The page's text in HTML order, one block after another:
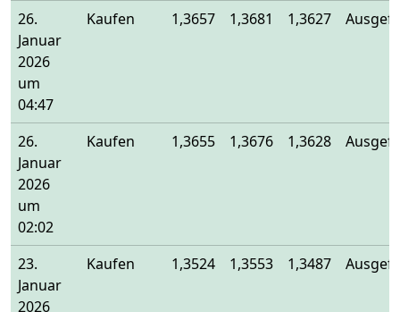
26.
Januar
2026
um
04:47
Kaufen 1,3657 1,3681 1,3627
26.
Januar
2026
um
02:02
Kaufen 1,3655 1,3676 1,3628
23.
Januar
2026
Kaufen 1,3524 1,3553 1,3487